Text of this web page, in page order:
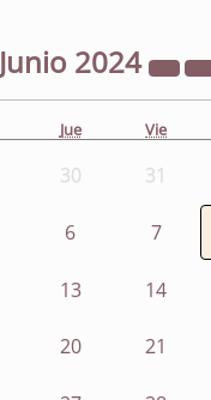
Junio 2024
Jue Vie
30 31
6 7
13 14
20 21